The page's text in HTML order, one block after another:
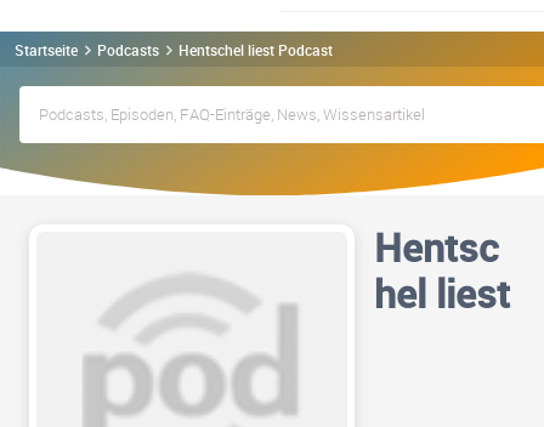
Startseite Podcasts Hentschel liest Podcast
Hentsc
hel liest